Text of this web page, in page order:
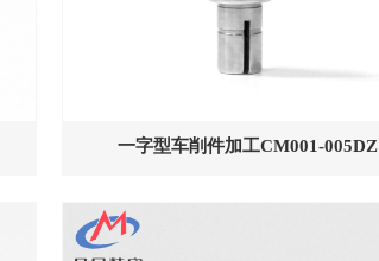
一字型车削件加工CM001-005DZ